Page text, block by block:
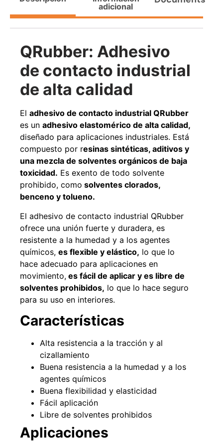
adicional
QRubber: Adhesivo
de contacto industrial
de alta calidad
El adhesivo de contacto industrial QRubber
es un adhesivo elastomérico de alta calidad,
diseñado para aplicaciones industriales. Está
compuesto por resinas sintéticas, aditivos y
una mezcla de solventes orgánicos de baja
toxicidad. Es exento de todo solvente
prohibido, como solventes clorados,
benceno y tolueno.
El adhesivo de contacto industrial QRubber
ofrece una unión fuerte y duradera, es
resistente a la humedad y a los agentes
químicos, es flexible y elástico, lo que lo
hace adecuado para aplicaciones en
movimiento, es fácil de aplicar y es libre de
solventes prohibidos, lo que lo hace seguro
para su uso en interiores.
Características
Alta resistencia a la tracción y al
cizallamiento
Buena resistencia a la humedad y a los
agentes químicos
Buena flexibilidad y elasticidad
Fácil aplicación
Libre de solventes prohibidos
Aplicaciones
Pasto sintético ornamental
Importado USA: Paradise
densidad 42mm Rollo
4,57*15,24mts
$1.427.544
Leer más
Apilador manual ancho
ajustable Capacidad 1tn Lev.
$1.875.535
Agregar al carrito
49%
Pasto sintético ornamental
Importado USA: Summer
densidad 35mm Rollo
4,57*30,48mts
$2.002.243
$ 1.021.490
Leer más
hypalon sin tela 3 MPA